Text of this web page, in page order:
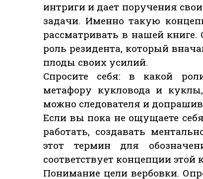
интриги и дает поручения
задачи. Именно такую
рассматривать в нашей
роль резидента, который
плоды своих усилий.
Спросите себя: в какой
метафору кукловода и
можно следователя и
Если вы пока не ощущаете
работать, создавать
этот термин для
соответствует концепции этой
Понимание цели вербовки.